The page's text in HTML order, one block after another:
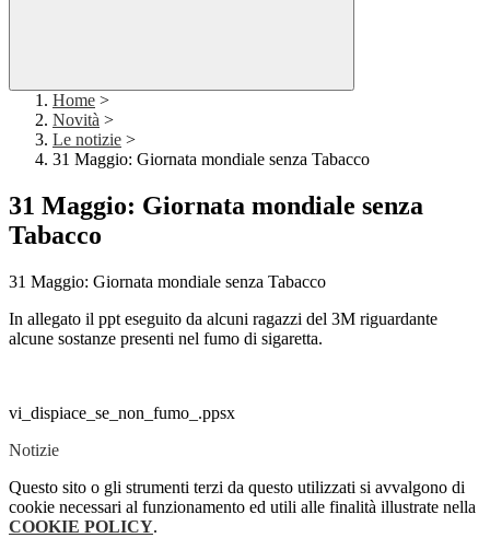
Home >
Novità >
Le notizie >
31 Maggio: Giornata mondiale senza Tabacco
31 Maggio: Giornata mondiale senza
Tabacco
31 Maggio: Giornata mondiale senza Tabacco
In allegato il ppt eseguito da alcuni ragazzi del 3M riguardante
alcune sostanze presenti nel fumo di sigaretta.
vi_dispiace_se_non_fumo_.ppsx
Notizie
Questo sito o gli strumenti terzi da questo utilizzati si avvalgono di
cookie necessari al funzionamento ed utili alle finalità illustrate nella
COOKIE POLICY.